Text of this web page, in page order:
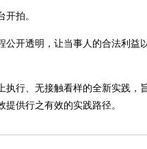
拍。
透明，让当事人的合法利益
行、无接触看样的全新实践，
供行之有效的实践路径。